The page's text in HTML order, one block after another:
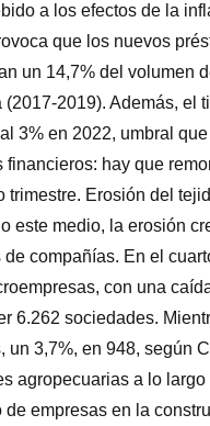
a los efectos de la
que los nuevos
un 14,7% del volumen
(2017-2019). Además, el
3% en 2022, umbral
financieros: hay que
trimestre. Erosión del
este medio, la erosión
de compañías. En el
con una
6.262 sociedades.
un 3,7%, en 948, según
agropecuarias a lo
de empresas en la